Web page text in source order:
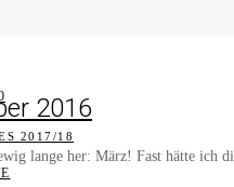
2017/18
2016
lange her: März! Fast hätte ich